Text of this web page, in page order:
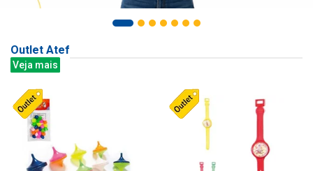
Outlet Atef
Veja mais